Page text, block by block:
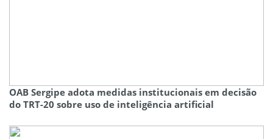
OAB Sergipe adota medidas institucionais em decisão
do TRT-20 sobre uso de inteligência artificial